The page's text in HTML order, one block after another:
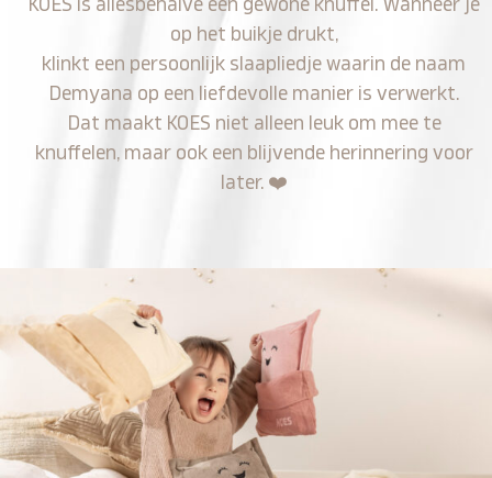
KOES is allesbehalve een gewone knuffel. Wanneer je
op het buikje drukt,
klinkt een persoonlijk slaapliedje waarin de naam
Demyana op een liefdevolle manier is verwerkt.
Dat maakt KOES niet alleen leuk om mee te
knuffelen, maar ook een blijvende herinnering voor
later. ❤️